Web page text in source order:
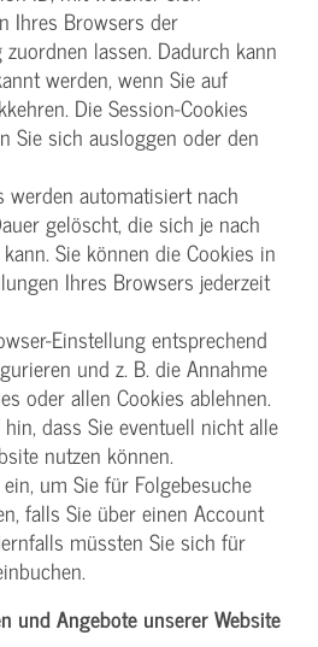
Ihres Browsers der
lassen. Dadurch kann
werden, wenn Sie auf
Die Session-Cookies
Sie sich ausloggen oder den
werden automatisiert nach
gelöscht, die sich je nach
Sie können die Cookies in
Ihres Browsers jederzeit
Einstellung entsprechend
und z. B. die Annahme
oder allen Cookies ablehnen.
dass Sie eventuell nicht alle
nutzen können.
um Sie für Folgebesuche
falls Sie über einen Account
müssten Sie sich für
und Angebote unserer Website